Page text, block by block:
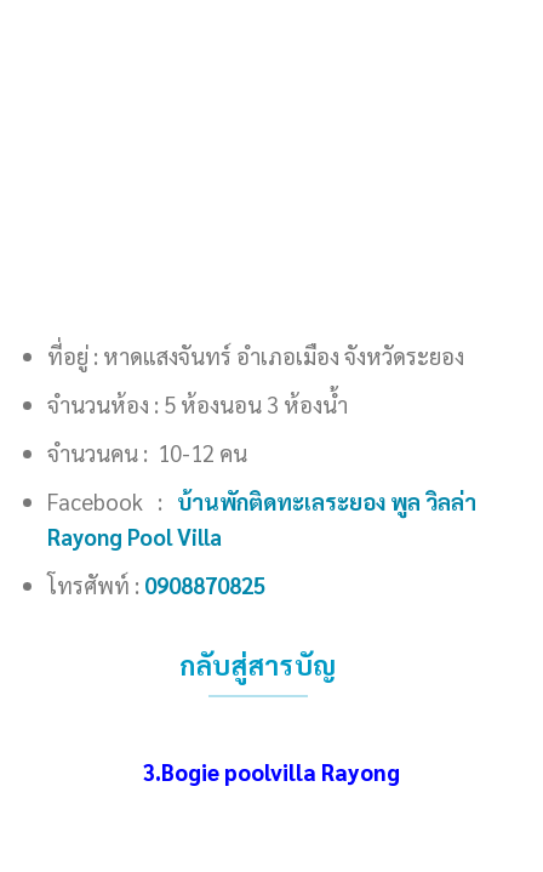
ที่อยู่ : หาดแสงจันทร์ อำเภอเมือง จังหวัดระยอง
จำนวนห้อง : 5 ห้องนอน 3 ห้องน้ำ
จำนวนคน : 10-12 คน
Facebook : บ้านพักติดทะเลระยอง พูล วิลล่า
Rayong Pool Villa
โทรศัพท์ : 0908870825
กลับสู่สารบัญ
3.Bogie poolvilla Rayong